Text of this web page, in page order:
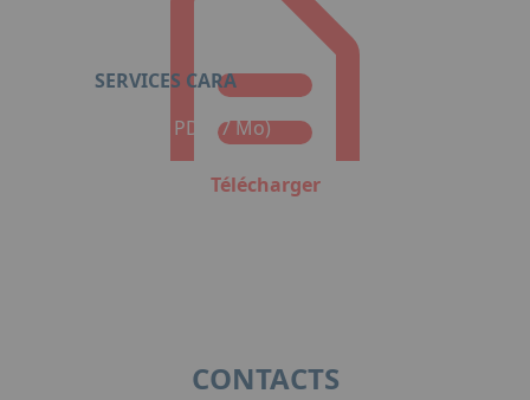
SERVICES CARA
Format : PDF (7 Mo)
Télécharger
CONTACTS